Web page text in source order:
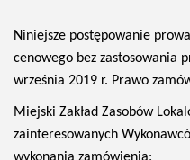
Niniejsze postępowanie
cenowego bez zastosowania
września 2019 r. Prawo
Miejski Zakład Zasobów
zainteresowanych